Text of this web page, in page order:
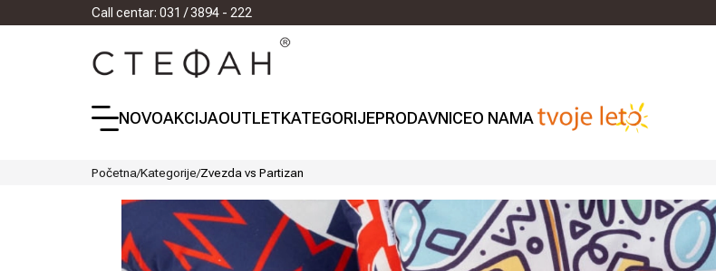
Call centar: 031 / 3894 - 222
NOVOAKCIJAOUTLETKATEGORIJEPRODAVNICEO NAMA
Početna/Kategorije/Zvezda vs Partizan